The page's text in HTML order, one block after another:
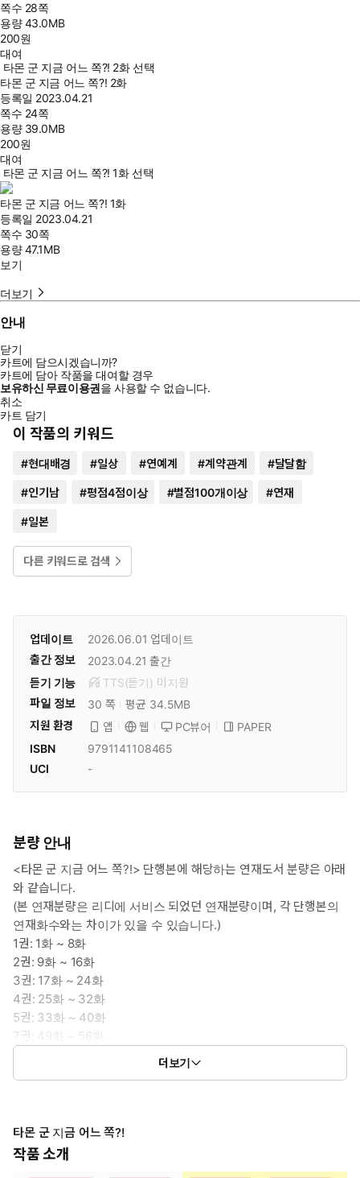
쪽수 28쪽
용량43.0MB
200원
대여
타몬 군 지금 어느 쪽?! 2화 선택
타몬 군 지금 어느 쪽?! 2화
등록일 2023.04.21
쪽수 24쪽
용량 39.0MB
200원
대여
타몬 군 지금 어느 쪽?! 1화 선택
타몬 군 지금 어느 쪽?! 1화
등록일 2023.04.21
쪽수 30쪽
용량47.1MB
보기
더보기
안내
닫기
카트에 담으시겠습니까?
카트에 담아 작품을 대여할 경우
보유하신 무료이용권을 사용할 수 없습니다.
취소
카트 담기
이 작품의 키워드
#현대배경 #일상 #연예계 #계약관계 #달달함
#인기남 #평점4점이상 #별점100개이상 #연재
#일본
다른 키워드로 검색
업데이트 2026.06.01 업데이트
출간 정보
2023.04.21 출간
듣기 기능
TTS(듣기) 미 지원
파일 정보
30 쪽
평균 34.5MB
지원 환경
앱 웹 PC뷰어
PAPER
ISBN
9791141108465
UCI
-
분량 안내
<타몬 군 지금 어느 쪽?!> 단행본에 해당하는 연재도서 분량은 아래
와 같습니다.
(본 연재분량은 리디에 서비스 되었던 연재분량이며, 각 단행본의
연재화수와는 차이가 있을 수 있습니다.)
1권: 1화 ~ 8화
2권: 9화 ~ 16화
3권: 17화 ~ 24화
4권: 25화 ~ 32화
5권: 33화 ~ 40화
7권: 49화 ~ 56화
12권: 89화 ~ 96화
더보기
타몬 군 지금 어느 쪽?!
작품 소개